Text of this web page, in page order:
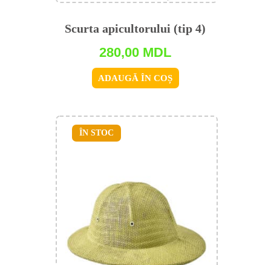
Scurta apicultorului (tip 4)
280,00 MDL
ADAUGĂ ÎN COȘ
ÎN STOC